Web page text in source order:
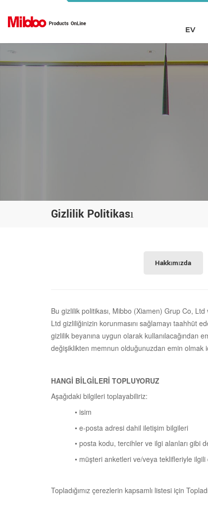
EV
Gizlilik Politikası
Hakkımızda
Bu gizlilik politikası, Mibbo (Xiamen) Grup Co, Ltd
Ltd gizliliğinizin korunmasını sağlamayı taahhüt
gizlilik beyanına uygun olarak kullanılacağından
değişiklikten memnun olduğunuzdan emin olmak
HANGİ BİLGİLERİ TOPLUYORUZ
Aşağıdaki bilgileri toplayabiliriz:
• isim
• e-posta adresi dahil iletişim bilgileri
• posta kodu, tercihler ve ilgi alanları gibi
• müşteri anketleri ve/veya teklifleriyle
Topladığımız çerezlerin kapsamlı listesi için